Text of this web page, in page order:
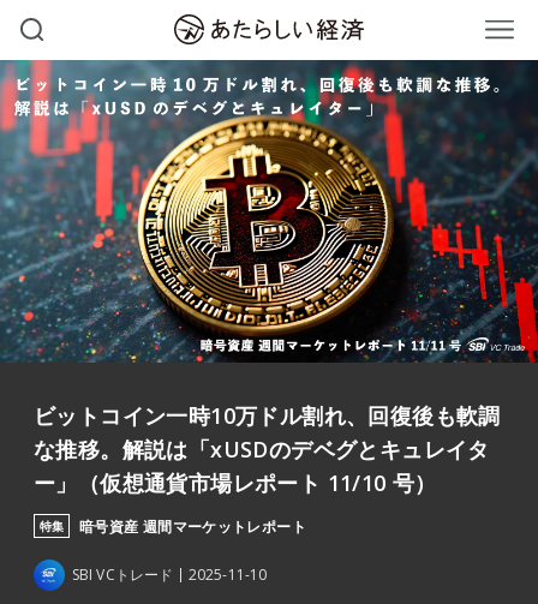
ビットコイン一時10万ドル割れ、回復後も軟調
な推移。解説は「xUSDのデベグとキュレイタ
ー」（仮想通貨市場レポート 11/10 号）
特集 暗号資産 週間マーケットレポート
SBI VCトレード 2025-11-10